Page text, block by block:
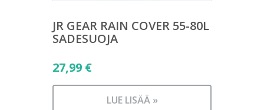
JR GEAR RAIN COVER 55-80L
SADESUOJA
27,99 €
LUE LISÄÄ »